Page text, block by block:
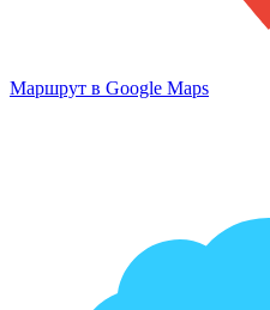
Маршрут в Google Maps